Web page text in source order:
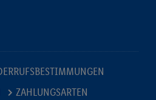
ZAHLUNGSARTEN